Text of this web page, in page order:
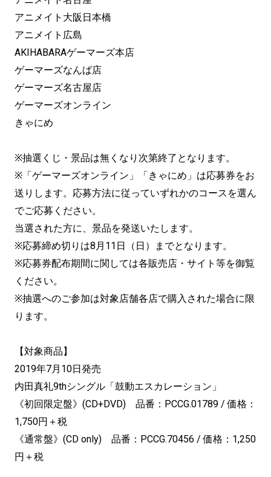
アニメイト大阪日本橋
アニメイト広島
AKIHABARAゲーマーズ本店
ゲーマーズなんば店
ゲーマーズ名古屋店
ゲーマーズオンライン
きゃにめ
※抽選くじ・景品は無くなり次第終了となります。
※「ゲーマーズオンライン」「きゃにめ」は応募券をお
送りします。応募方法に従っていずれかのコースを選ん
でご応募ください。
当選された方に、景品を発送いたします。
※応募締め切りは8月11日（日）までとなります。
※応募券配布期間に関しては各販売店・サイト等を御覧
ください。
※抽選へのご参加は対象店舗各店で購入された場合に限
ります。
【対象商品】
2019年7月10日発売
内田真礼9thシングル「鼓動エスカレーション」
《初回限定盤》(CD+DVD) 品番：PCCG.01789 / 価格：
1,750円＋税
《通常盤》(CD only) 品番：PCCG.70456 / 価格：1,250
円＋税